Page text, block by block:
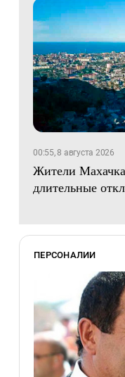
00:55, 8 августа 2026
Жители
длительные
ПЕРСОНАЛИИ